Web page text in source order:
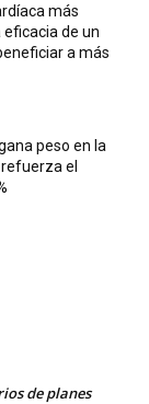
más
de un
a más
peso en la
el
de planes